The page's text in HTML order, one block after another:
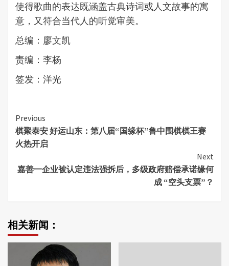
使得歌曲的表达既涵盖古典诗词或人文故事的寓
意，又符合当代人的听觉审美。
总编：廖文凯
责编：李杨
签发：洋光
Continue
Reading
Previous
棋聚泰安 好运山东：第八届“国缘杯”鲁中围棋棋王赛
火热开启
Next
嘉善一企业被认定违法强拆后，多级政府赔偿承诺缘何
成 “空头支票”？
相关新闻：